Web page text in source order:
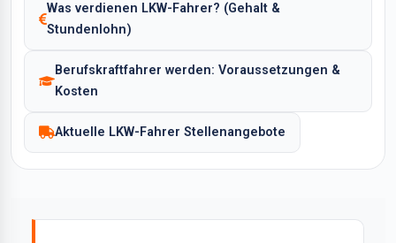
Was verdienen LKW-Fahrer? (Gehalt &
Stundenlohn)
Berufskraftfahrer werden: Voraussetzungen &
Kosten
Aktuelle LKW-Fahrer Stellenangebote